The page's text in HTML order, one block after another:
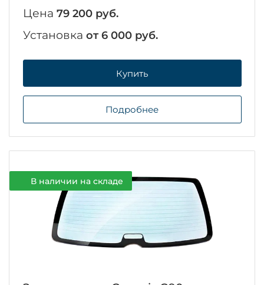
Цена 79 200 руб.
Установка от 6 000 руб.
Купить
Подробнее
В наличии на складе